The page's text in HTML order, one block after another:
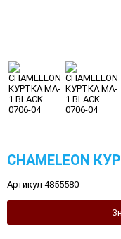
CHAMELEON
Артикул 4855580